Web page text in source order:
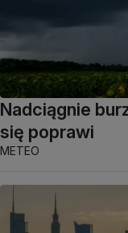
Nadciągnie
się poprawi
METEO